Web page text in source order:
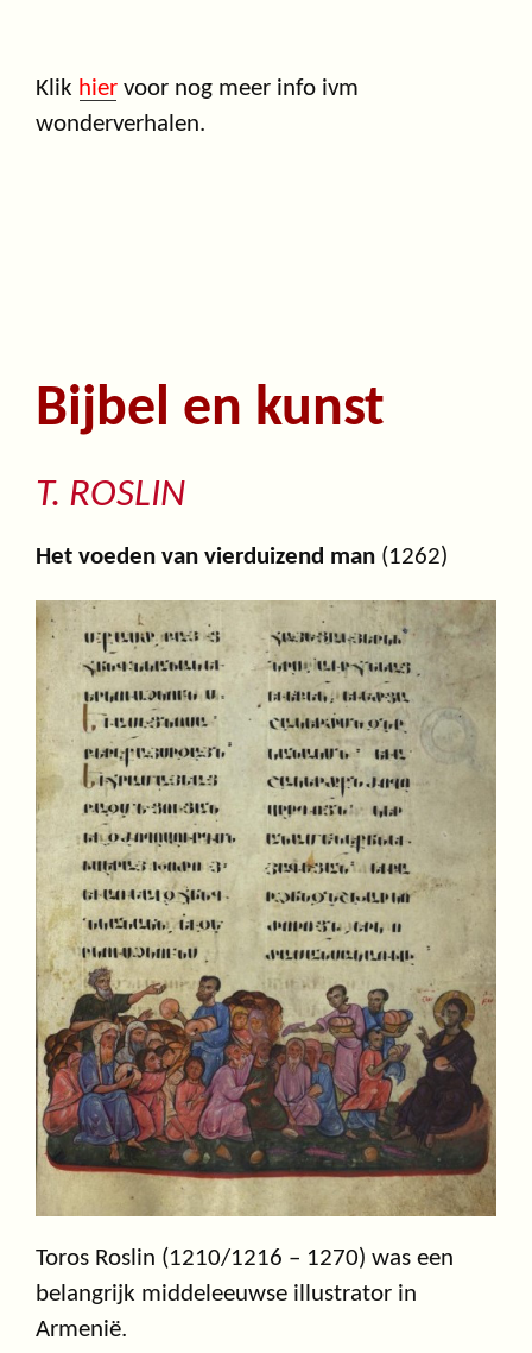
Klik hier voor nog meer info ivm
wonderverhalen.
Bijbel en kunst
T. ROSLIN
Het voeden van vierduizend man (1262)
Toros Roslin (1210/1216 – 1270) was een
belangrijk middeleeuwse illustrator in
Armenië.